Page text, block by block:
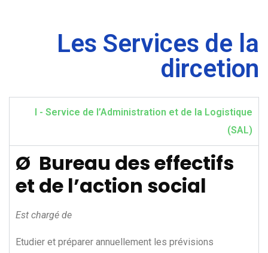
Les Services de la
dircetion
I - Service de l’Administration et de la Logistique
(SAL)
Ø Bureau des effectifs
et de l’action social
Est chargé de
Etudier et préparer annuellement les prévisions